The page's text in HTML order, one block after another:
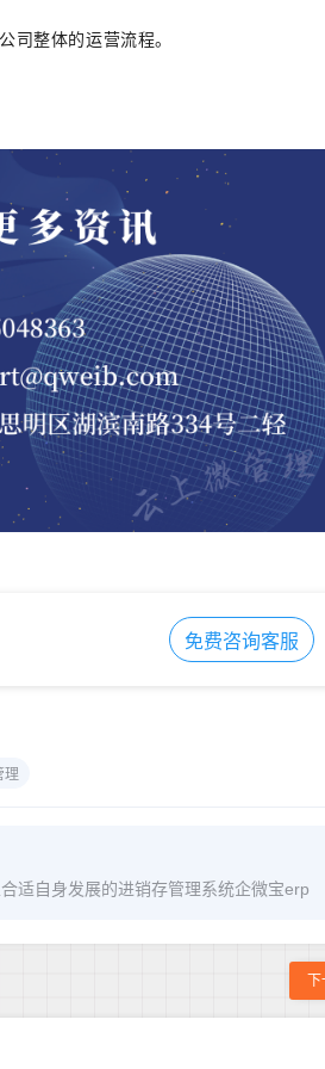
司整体的运营流程。
免费咨询客服
理
适自身发展的进销存管理系统企微宝erp